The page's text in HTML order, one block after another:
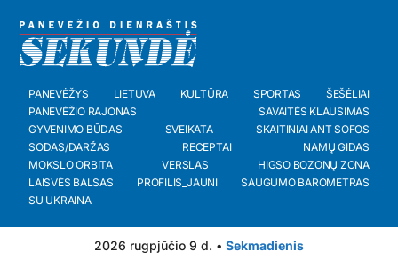
PANEVĖŽYS LIETUVA KULTŪRA SPORTAS
ŠEŠĖLIAI
PANEVĖŽIO RAJONAS
SAVAITĖS KLAUSIMAS
GYVENIMO BŪDAS
SVEIKATA
SKAITINIAI ANT SOFOS
SODAS/DARŽAS
RECEPTAI
NAMŲ GIDAS
MOKSLO ORBITA
VERSLAS
HIGSO BOZONŲ ZONA
LAISVĖS BALSAS
PROFILIS_JAUNI
SAUGUMO BAROMETRAS
SU UKRAINA
2026 rugpjūčio 9 d. • Sekmadienis